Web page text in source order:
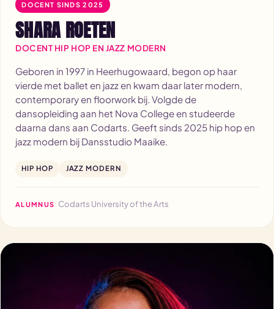
DOCENT SINDS 2025
SHARA ROETEN
DOCENT HIP HOP EN JAZZ MODERN
Geboren in 1997 in Heerhugowaard, begon op haar
vierde met ballet en jazz en kwam daar later modern,
contemporary en floorwork bij. Volgde de
dansopleiding aan het Nova College en studeerde
daarna dans aan Codarts. Geeft sinds 2025 hip hop en
jazz modern bij Dansstudio Maaike.
HIP HOP JAZZ MODERN
ALUMNUS Codarts University of the Arts